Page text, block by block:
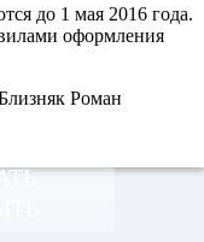
до 1 мая 2016 года.
оформления
Роман